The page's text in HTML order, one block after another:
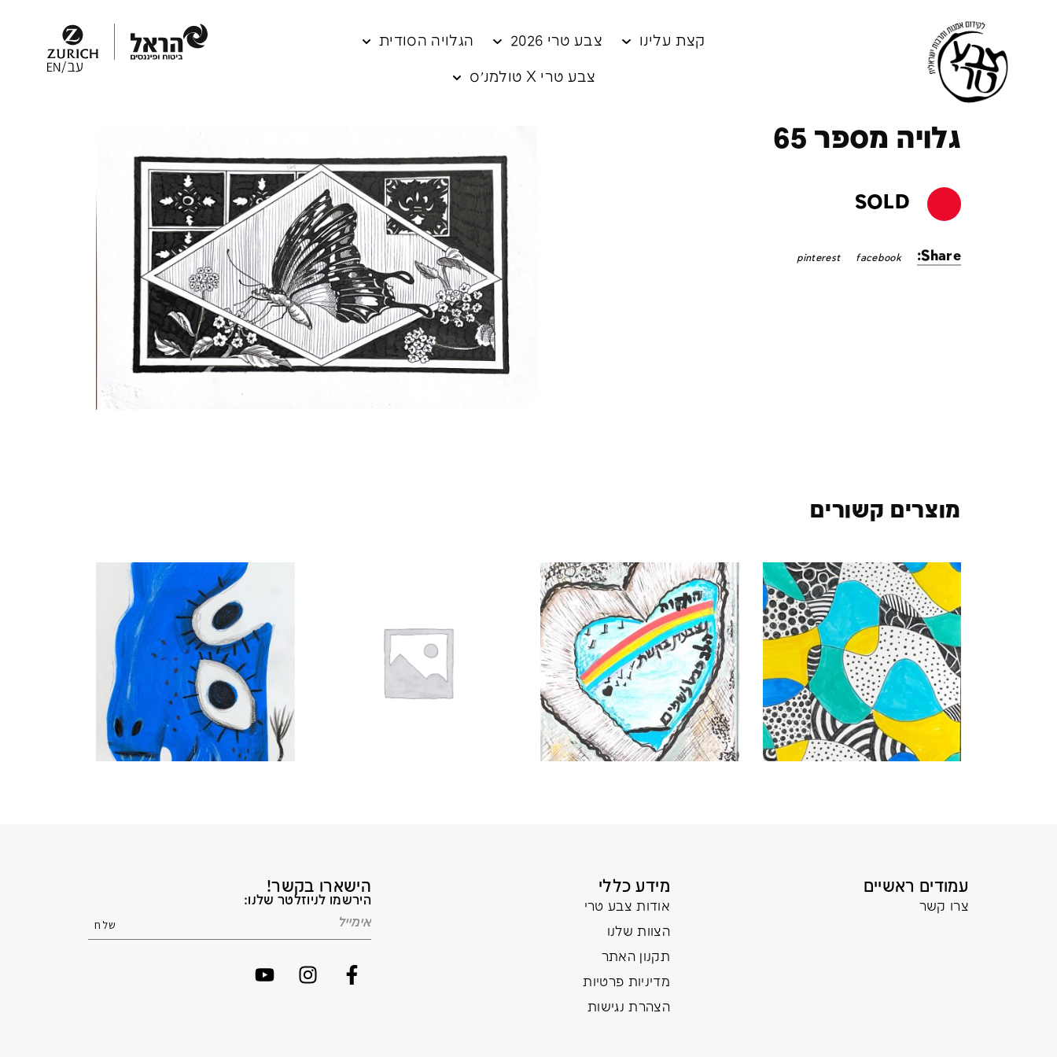
קצת עלינו צבע טרי 2026 הגלויה הסודית
צבע טרי X טולמנ׳ס
גלויה מספר 65
SOLD
Share:
facebook
pinterest
מוצרים קשורים
עמודים ראשיים
צרו קשר
מידע כללי
אודות צבע טרי
הצוות שלנו
תקנון האתר
מדיניות פרטיות
הצהרת נגישות
הישארו בקשר!
הירשמו לניוזלטר שלנו: